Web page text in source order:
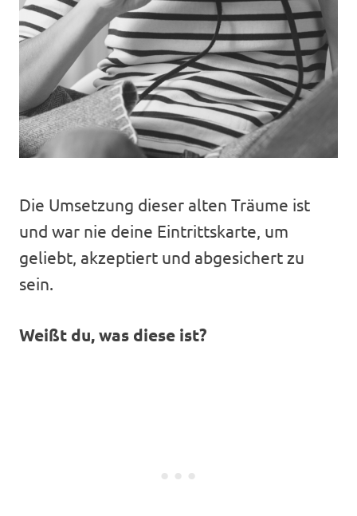
Die Umsetzung dieser alten Träume ist
und war nie deine Eintrittskarte, um
geliebt, akzeptiert und abgesichert zu
sein.
Weißt du, was diese ist?